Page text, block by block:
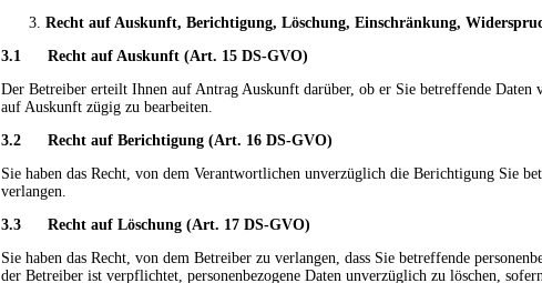
Recht auf Auskunft, Berichtigung, Löschung, Einschränkung,
3.1 Recht auf Auskunft (Art. 15 DS-GVO)
Der Betreiber erteilt Ihnen auf Antrag Auskunft darüber, ob er Sie betreffende Daten
auf Auskunft zügig zu bearbeiten.
3.2 Recht auf Berichtigung (Art. 16 DS-GVO)
Sie haben das Recht, von dem Verantwortlichen unverzüglich die Berichtigung Sie
verlangen.
3.3 Recht auf Löschung (Art. 17 DS-GVO)
Sie haben das Recht, von dem Betreiber zu verlangen, dass Sie betreffende
der Betreiber ist verpflichtet, personenbezogene Daten unverzüglich zu löschen,